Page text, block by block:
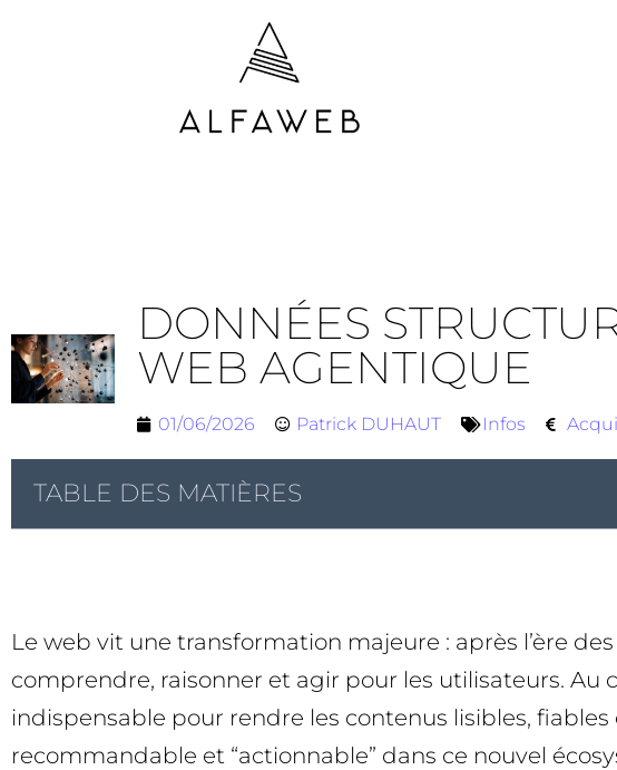
DONNÉES
WEB AGENTIQUE
01/06/2026 Patrick DUHAUT Infos
TABLE DES MATIÈRES
Le web vit une transformation majeure : après l’ère
comprendre, raisonner et agir pour les utilisateurs.
indispensable pour rendre les contenus lisibles,
recommandable et “actionnable” dans ce nouvel